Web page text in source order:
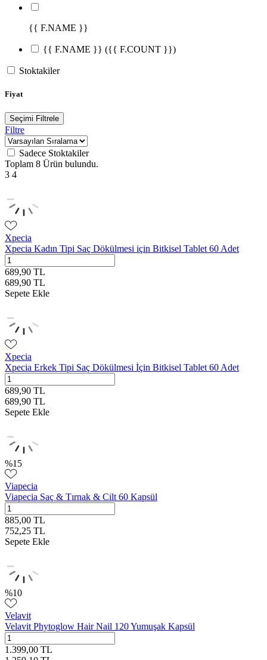
{{ F.NAME }}
{{ F.NAME }} ({{ F.COUNT }})
Stoktakiler
Fiyat
Seçimi Filtrele
Filtre
Sadece Stoktakiler
Toplam 8 Ürün bulundu.
3 4
Xpecia
Xpecia Kadın Tipi Saç Dökülmesi için Bitkisel Tablet 60 Adet
689,90 TL
689,90 TL
Sepete Ekle
Xpecia
Xpecia Erkek Tipi Saç Dökülmesi İçin Bitkisel Tablet 60 Adet
689,90 TL
689,90 TL
Sepete Ekle
%15
Viapecia
Viapecia Saç & Tırnak & Cilt 60 Kapsül
885,00 TL
752,25 TL
Sepete Ekle
%10
Velavit
Velavit Phytoglow Hair Nail 120 Yumuşak Kapsül
1.399,00 TL